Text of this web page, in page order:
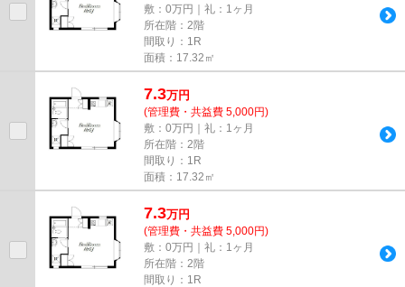
敷：0万円｜礼：1ヶ月
所在階：2階
間取り：1R
面積：17.32㎡
7.3万円
(管理費・共益費 5,000円)
敷：0万円｜礼：1ヶ月
所在階：2階
間取り：1R
面積：17.32㎡
7.3万円
(管理費・共益費 5,000円)
敷：0万円｜礼：1ヶ月
所在階：2階
間取り：1R